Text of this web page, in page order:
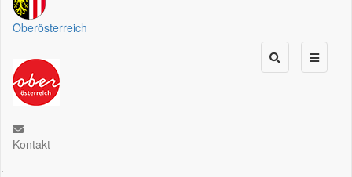
Oberösterreich
Kontakt
.